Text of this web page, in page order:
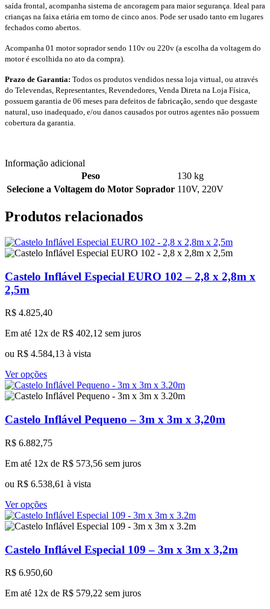
saída frontal, acompanha sistema de ancoragem para maior segurança. Ideal para
crianças na faixa etária em torno de cinco anos. Pode ser usado tanto em lugares
fechados como abertos.
Acompanha 01 motor soprador sendo 110v ou 220v (a escolha da voltagem do
motor é escolhida no ato da compra).
Prazo de Garantia: Todos os produtos vendidos nessa loja virtual, ou através
do Televendas, Representantes, Revendedores, Venda Direta na Loja Física,
possuem garantia de 06 meses para defeitos de fabricação, sendo que desgaste
natural, uso inadequado, e/ou danos causados por outros agentes não possuem
cobertura da garantia.
Informação adicional
Peso
130 kg
Selecione a Voltagem do Motor Soprador 110V, 220V
Produtos relacionados
Castelo Inflável Especial EURO 102 – 2,8 x 2,8m x
2,5m
R$ 4.825,40
Em até 12x de R$ 402,12 sem juros
ou R$ 4.584,13 à vista
Ver opçõesEste
produto
tem
variantes.
As
opções
podem
ser
na
do
produto
Castelo Inflável Pequeno – 3m x 3m x 3,20m
R$ 6.882,75
Em até 12x de R$ 573,56 sem juros
ou R$ 6.538,61 à vista
Ver opçõesEste
produto
tem
variantes.
As
opções
ser
Castelo Inflável Especial 109 – 3m x 3m x 3,2m
R$ 6.950,60
Em até 12x de R$ 579,22 sem juros